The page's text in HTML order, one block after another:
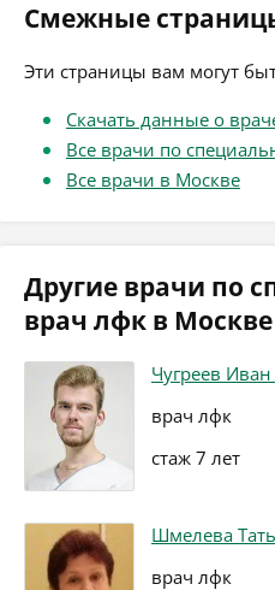
Смежные
Эти страницы вам могут
Скачать данные о
Все врачи по
Все врачи в Москве
Другие врачи по
врач лфк в Москве
Чугреев
врач лфк
стаж 7 лет
Шмелева
врач лфк